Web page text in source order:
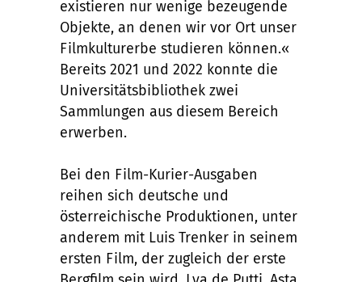
existieren nur wenige bezeugende
Objekte, an denen wir vor Ort unser
Filmkulturerbe studieren können.«
Bereits 2021 und 2022 konnte die
Universitätsbibliothek zwei
Sammlungen aus diesem Bereich
erwerben.
Bei den Film-Kurier-Ausgaben
reihen sich deutsche und
österreichische Produktionen, unter
anderem mit Luis Trenker in seinem
ersten Film, der zugleich der erste